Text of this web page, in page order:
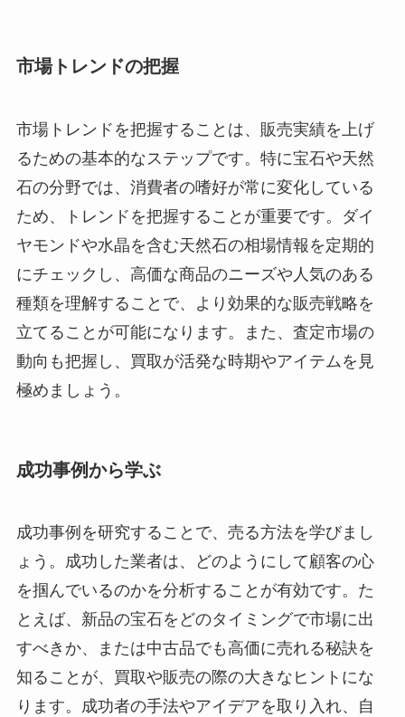
市場トレンドの把握
市場トレンドを把握することは、販売実績を上げ
るための基本的なステップです。特に宝石や天然
石の分野では、消費者の嗜好が常に変化している
ため、トレンドを把握することが重要です。ダイ
ヤモンドや水晶を含む天然石の相場情報を定期的
にチェックし、高価な商品のニーズや人気のある
種類を理解することで、より効果的な販売戦略を
立てることが可能になります。また、査定市場の
動向も把握し、買取が活発な時期やアイテムを見
極めましょう。
成功事例から学ぶ
成功事例を研究することで、売る方法を学びまし
ょう。成功した業者は、どのようにして顧客の心
を掴んでいるのかを分析することが有効です。た
とえば、新品の宝石をどのタイミングで市場に出
すべきか、または中古品でも高価に売れる秘訣を
知ることが、買取や販売の際の大きなヒントにな
ります。成功者の手法やアイデアを取り入れ、自